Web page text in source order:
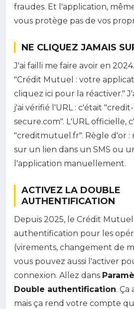
fraudes. Et l'application,
vous protège pas de vos
NE CLIQUEZ JAMAIS
J'ai failli me faire avoir en
"Crédit Mutuel : votre
cliquez ici pour la réactiver."
j'ai vérifié l'URL : c'était
secure.com". L'URL officielle,
"creditmutuel.fr". Règle d'or :
sur un lien dans un SMS ou
l'application manuellement.
ACTIVEZ LA DOUBLE
AUTHENTIFICATION
Depuis 2025, le Crédit
authentification pour les
(virements, changement de
vous pouvez aussi l'activer
connexion. Allez dans
Double authentification.
mais ça rend votre compte